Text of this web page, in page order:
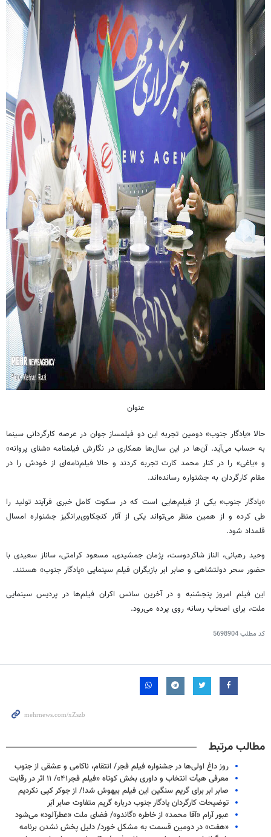
عنوان
حالا «یادگار جنوب» دومین تجربه این دو فیلمساز جوان در عرصه کارگردانی سینما
به حساب می‌آید. آن‌ها در این سال‌ها همکاری در نگارش فیلمنامه «شنای پروانه»
و «یاغی» را در کنار محمد کارت تجربهکردند و حالا فیلم‌نامه‌ای از خودش را در
مقام کارگردان به جشنواره رسانده‌اند.
«یادگار جنوب» یکی از فیلم‌هایی است که در سکوت کامل خبری فرآیند تولید را
طی کرده و از همین منظر می‌تواند یکی از آثار کنجکاوی‌برانگیز جشنواره امسال
قلمداد شود.
وحید رهبانی، الناز شاکردوست، پژمان جمشیدی، مسعود کرامتی، ساناز سعیدی با
حضور سحر دولتشاهی و صابر ابر بازیگران فیلم سینمایی «یادگار جنوب» هستند.
این فیلم امروز پنجشنبه و در آخرین سانس اکران فیلم‌ها در پردیس سینمایی
ملت، برای اصحاب رسانه روی پرده می‌رود.
کد مطلب5698904
مطالب مرتبط
روز داغ اولی‌ها در جشنواره فیلم فجر/ انتقام، ناکامی و عشقی از جنوب
معرفی هیأت انتخاب و داوری بخش کوتاه «فیلم فجر۴۱»/ ۱۱ اثر در رقابت
صابر ابر برای گریم سنگین این فیلم بیهوش شد!/ از جوکر کپی نکردیم
توضیحات کارگردان یادگار جنوب درباره گریم متفاوت صابر اَبَر
عبور آرام «آقا محمد» از خاطره «گاندو»/ فضای ملت «عطرآلود» می‌شود
«هفت» در دومین قسمت به مشکل خورد/ دلیل پخش نشدن برنامه